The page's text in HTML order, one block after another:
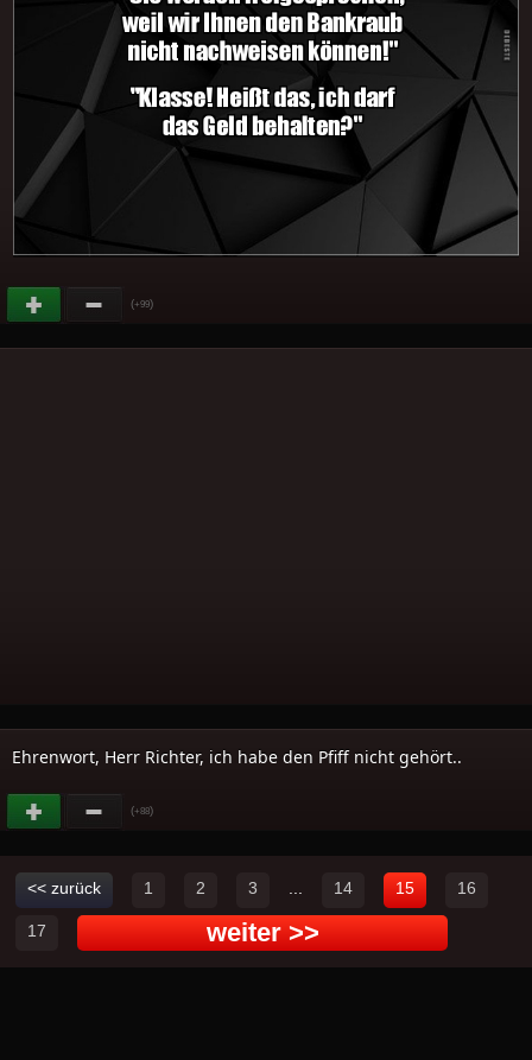
(+99)
Ehrenwort, Herr Richter, ich habe den Pfiff nicht gehört..
(+88)
<< zurück 1 2 3 14 15 16
17 weiter >>